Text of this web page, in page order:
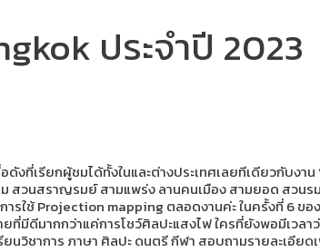
ประจำปี 2023
ที่เรียกผู้ชมได้ทั้งในและต่างประเทศเลยทีเดียวกับงา
สวนสราญรมย์ สามแพร่ง ลานคนเมือง สามยอด สวน
ใช้ Projection mapping ตลอดงานค่ะ ในครั้งที่ 6 ของ
ดีมากกว่าแค่การโชว์ศิลปะแสงไฟ ใครที่ยังพอมีเวลา
นวิชาการ ภาษา ศิลปะ ดนตรี กีฬา สอบถามรายละเอี